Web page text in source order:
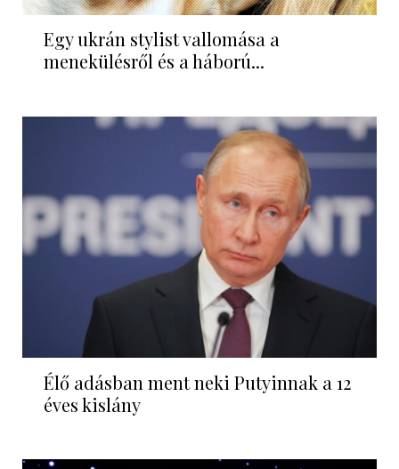
Egy ukrán stylist vallomása a
menekülésről és a háború...
Élő adásban ment neki Putyinnak a 12
éves kislány